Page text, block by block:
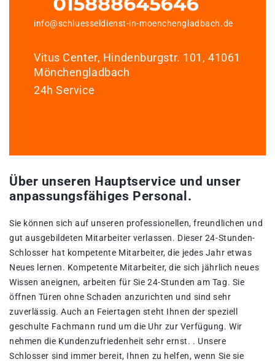
info@schluesseldienst-in-moenchengladbach.de
Vitus Center, Hindenburgstr. 101, 41061
Mönchengladbach
24h Service
Über unseren Hauptservice und unser
anpassungsfähiges Personal.
Sie können sich auf unseren professionellen, freundlichen und
gut ausgebildeten Mitarbeiter verlassen. Dieser 24-Stunden-
Schlosser hat kompetente Mitarbeiter, die jedes Jahr etwas
Neues lernen. Kompetente Mitarbeiter, die sich jährlich neues
Wissen aneignen, arbeiten für Sie 24-Stunden am Tag. Sie
öffnen Türen ohne Schaden anzurichten und sind sehr
zuverlässig. Auch an Feiertagen steht Ihnen der speziell
geschulte Fachmann rund um die Uhr zur Verfügung. Wir
nehmen die Kundenzufriedenheit sehr ernst. . Unsere
Schlosser sind immer bereit, Ihnen zu helfen, wenn Sie sie